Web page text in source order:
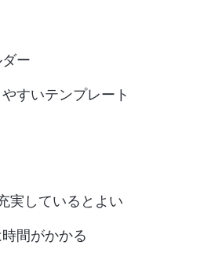
ー
すいテンプレート
実しているとよい
間がかかる